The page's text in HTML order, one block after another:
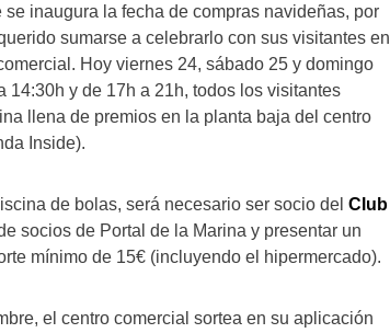
inaugura la fecha de compras navideñas, por
sumarse a celebrarlo con sus visitantes en
Hoy viernes 24, sábado 25 y domingo
14:30h y de 17h a 21h, todos los visitantes
llena de premios en la planta baja del centro
Inside).
de bolas, será necesario ser socio del Club
socios de Portal de la Marina y presentar un
mínimo de 15€ (incluyendo el hipermercado).
el centro comercial sortea en su aplicación